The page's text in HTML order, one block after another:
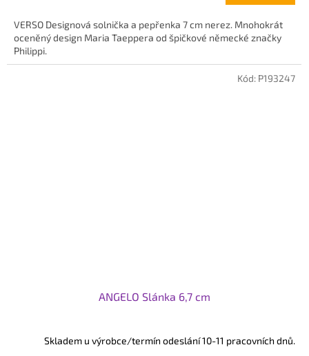
VERSO Designová solnička a pepřenka 7 cm nerez. Mnohokrát
oceněný design Maria Taeppera od špičkové německé značky
Philippi.
ANGELO Slánka 6,7 cm
Skladem u výrobce/termín odeslání 10-11 pracovních dnů.
Kód: P193247